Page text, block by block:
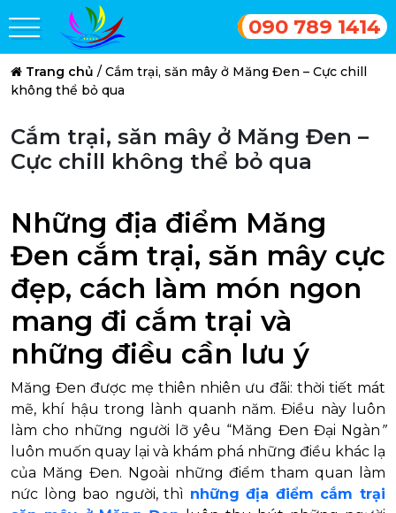
090 789 1414
Trang chủ / Cắm trại, săn mây ở Măng Đen – Cực chill
không thể bỏ qua
Cắm trại, săn mây ở Măng Đen –
Cực chill không thể bỏ qua
Những địa điểm Măng
Đen cắm trại, săn mây cực
đẹp, cách làm món ngon
mang đi cắm trại và
những điều cần lưu ý
Măng Đen được mẹ thiên nhiên ưu đãi: thời tiết mát
mẽ, khí hậu trong lành quanh năm. Điều này luôn
làm cho những người lỡ yêu “Măng Đen Đại Ngàn ”
luôn muốn quay lại và khám phá những điều khác lạ
của Măng Đen. Ngoài những điểm tham quan làm
nức lòng bao người, thì những địa điểm cắm trại